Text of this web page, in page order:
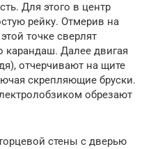
Для этого в центр
рейку. Отмерив на
точке сверлят
карандаш. Далее двигая
отчерчивают на щите
скрепляющие бруски.
обрезают
стены с дверью